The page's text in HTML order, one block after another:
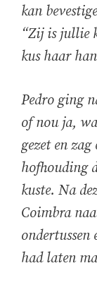
kan
“Zij is jullie
kus haar
Pedro ging
of nou ja,
gezet en
hofhouding
kuste. Na
Coimbra
ondertussen
had laten